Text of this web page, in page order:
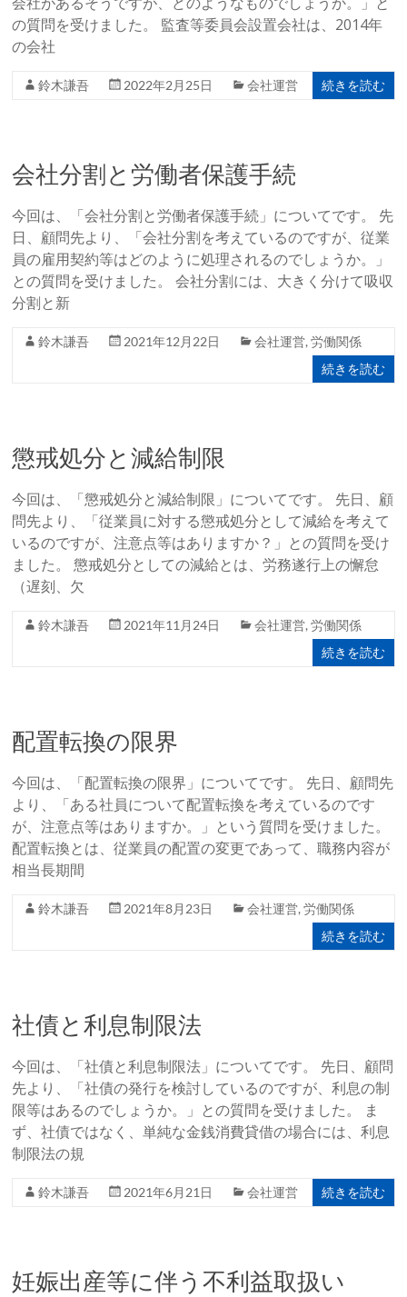
の質問を受けました。 監査等委員会設置会社は、2014年
の会社
鈴木謙吾 2022年2月25日 会社運営 続きを読む
会社分割と労働者保護手続
今回は、「会社分割と労働者保護手続」についてです。 先
日、顧問先より、「会社分割を考えているのですが、従業
員の雇用契約等はどのように処理されるのでしょうか。」
との質問を受けました。 会社分割には、大きく分けて吸収
分割と新
鈴木謙吾 2021年12月22日 会社運営,労働関係
続きを読む
懲戒処分と減給制限
今回は、「懲戒処分と減給制限」についてです。 先日、顧
問先より、「従業員に対する懲戒処分として減給を考えて
いるのですが、注意点等はありますか？」との質問を受け
ました。 懲戒処分としての減給とは、労務遂行上の懈怠
（遅刻、欠
鈴木謙吾 2021年11月24日 会社運営,労働関係
続きを読む
配置転換の限界
今回は、「配置転換の限界」についてです。 先日、顧問先
より、「ある社員について配置転換を考えているのです
が、注意点等はありますか。」という質問を受けました。
配置転換とは、従業員の配置の変更であって、職務内容が
相当長期間
鈴木謙吾 2021年8月23日 会社運営,労働関係
続きを読む
社債と利息制限法
今回は、「社債と利息制限法」についてです。 先日、顧問
先より、「社債の発行を検討しているのですが、利息の制
限等はあるのでしょうか。」との質問を受けました。 ま
ず、社債ではなく、単純な金銭消費貸借の場合には、利息
制限法の規
鈴木謙吾 2021年6月21日 会社運営 続きを読む
妊娠出産等に伴う不利益取扱い